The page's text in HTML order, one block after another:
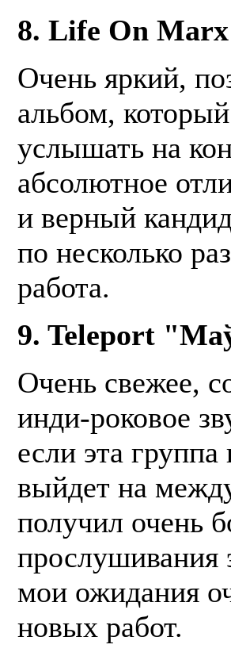
8. Life On
Очень яркий,
альбом,
услышать на
абсолютное
и верный
по несколько
работа.
9. Teleport
Очень свежее,
инди-роковое
если эта
выйдет на
получил очень
прослушивания
мои ожидания
новых работ.